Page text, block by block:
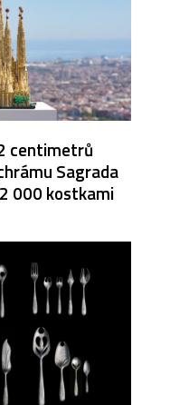
centimetrů
Sagrada
000 kostkami